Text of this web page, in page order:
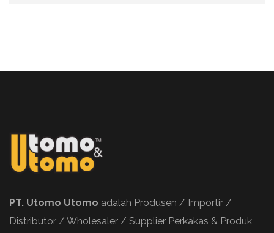
PT. Utomo Utomo adalah Produsen / Importir /
Distributor / Wholesaler / Supplier Perkakas & Produk